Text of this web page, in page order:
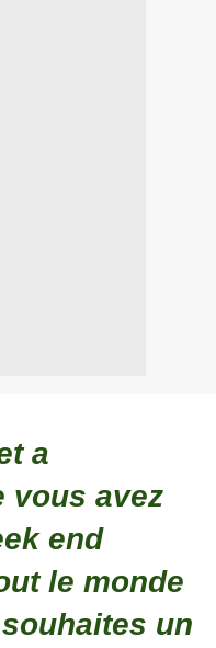
a
vous avez
end
le monde
un